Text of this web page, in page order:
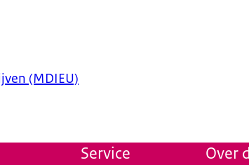
(MDIEU)
Service Over